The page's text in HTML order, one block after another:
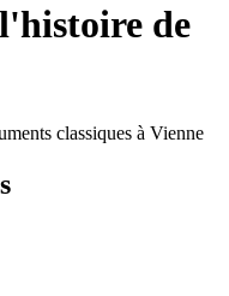
de
classiques à Vienne